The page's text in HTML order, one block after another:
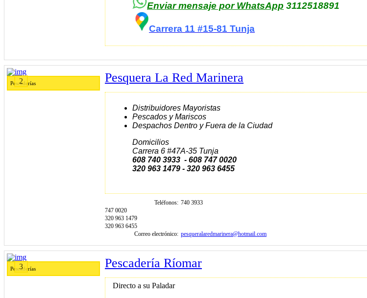
Enviar mensaje por WhatsApp 3112518891
Carrera 11 #15-81 Tunja
2
Pescaderías Pesquera La Red Marinera
Distribuidores Mayoristas
Pescados y Mariscos
Despachos Dentro y Fuera de la Ciudad
Domicilios
Carrera 6 #47A-35 Tunja
608 740 3933 - 608 747 0020
320 963 1479 - 320 963 6455
Teléfonos 740 3933
747 0020
320 963 1479
320 963 6455
Correo electrónico pesqueralaredmarinera@hotmail.com
3
Pescaderías Pescadería Ríomar
Directo a su Paladar